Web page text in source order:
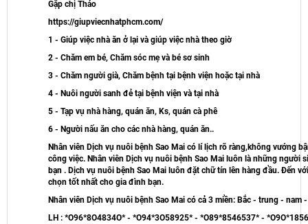
Gặp chị Thảo
https://giupviecnhatphcm.com/
1 - Giúp việc nhà ăn ở lại và giúp việc nhà theo giờ
2 - Chăm em bé, Chăm sóc mẹ và bé sơ sinh
3 - Chăm người già, Chăm bệnh tại bệnh viện hoặc tại nhà
4 - Nuôi người sanh đẻ tại bệnh viện và tại nhà
5 - Tạp vụ nhà hàng, quán ăn, Ks, quán cà phê
6 - Người nấu ăn cho các nhà hàng, quán ăn..
Nhân viên Dịch vụ nuôi bệnh Sao Mai có lí lịch rõ ràng,không vướng
công việc. Nhân viên Dịch vụ nuôi bệnh Sao Mai luôn là những người
bạn . Dịch vụ nuôi bệnh Sao Mai luôn đặt chữ tín lên hàng đầu. Đến
chọn tốt nhất cho gia đình bạn.
Nhân viên Dịch vụ nuôi bệnh Sao Mai có cả 3 miền: Bắc - trung -
LH : *O96*8O4834O* - *O94*3O58925* - *O89*8546537* -